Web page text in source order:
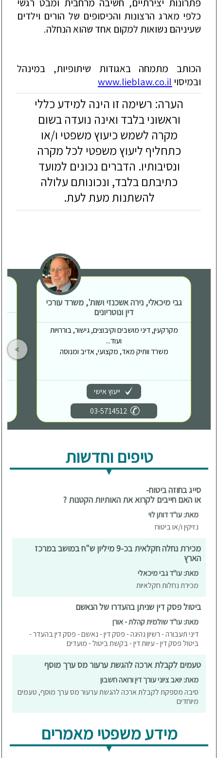
פתרונות יצירתיים, חשיבה מרחבית ומבט רגשי
כלפי מארג הרצונות והכיסופים של הורים וילדים
שעיניהם נשואות למקום אחד שהוא הנחלה.
הכותב מתמחה באגודות שיתופיות, במינהל
ובמיסוי www.lieblaw.co.il
הערה: רשימה זו הינה למידע כללי
וראשוני בלבד ואינה נועדה בשום
מקרה לשמש כיעוץ משפטי ו/או
כתחליף ליעוץ משפטי לכל מקרה
ונסיבותיו. הדברים נכונים למועד
כתיבתם בלבד, ונכונותם עלולה
להשתנות מעת לעת.
גבי מיכאלי, נירה אשכנזי ושות', משרד עורכי
דין ונוטריונים
מקרקעין, דיני מושבים וקיבוצים, גישור, בוררויות
ועוד...
משרד וותיק מאד, מקצועי, אדיב ומנוסה
ייעוץ אישי
03-5714512
טיפים וחדשות
סייג בחוזה ביטוח-
או האם חייבים לקרוא את האותיות הקטנות ?
מאת: עו"ד דותן לוי
נזיקין ו/או ביטוח
מכירת נחלה חקלאית בכ-9 מיליון ש"ח במושב במרכז
הארץ
מאת: עו"ד גבי מיכאלי
מכירת נחלות חקלאיות
ביטול פסק דין שניתן בהעדרו של הנאשם
מאת: עו"ד שולמית קהלת - אורן
דיני תעבורה - רשיון נהיגה - פסק דין - נאשם - פסק דין בהעדר -
ביטול פסק דין - עיוות דין - בקשת ביטול - מועדים
טעמים לקבלת ארכה להגשת ערעור מס ערך מוסף
מאת: יואב ציוני עורך דין ורואה חשבון
סיבה מספקת לקבלת ארכה להגשת ערעור מס ערך מוסף, טעמים
מיוחדים
מידע משפטי מאמרים